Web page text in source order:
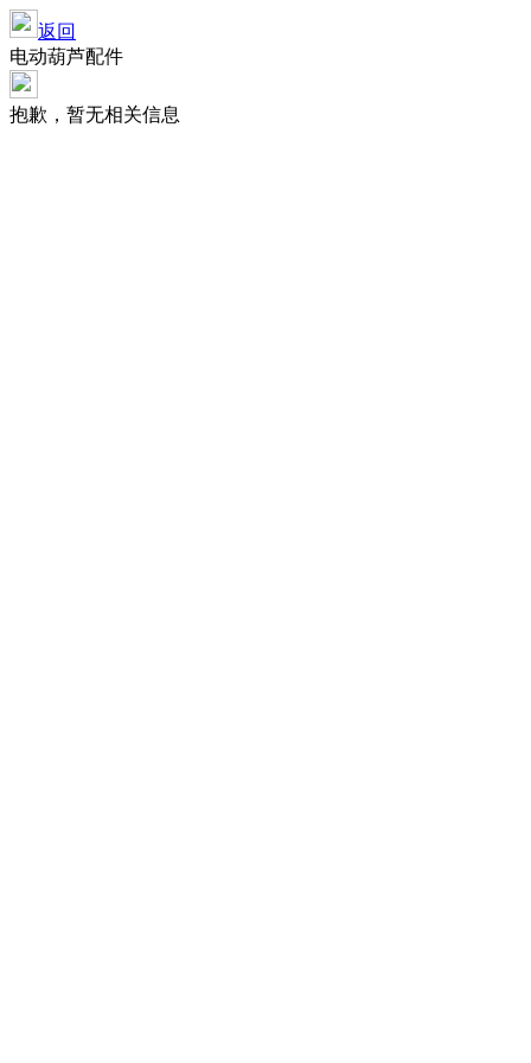
返回
电动葫芦配件
抱歉，暂无相关信息